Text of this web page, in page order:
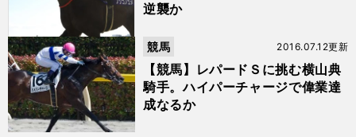
バ
逆襲か
【競馬】レパードＳに挑む横山典
騎手。ハイパーチャージで偉業達
成なるか
2016.07.12更新
競馬